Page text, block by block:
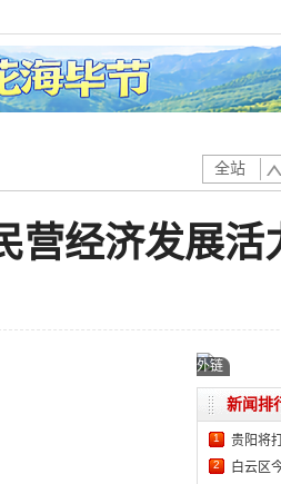
全站
经济发展活
外链
新闻排
1 贵阳将
2 白云区